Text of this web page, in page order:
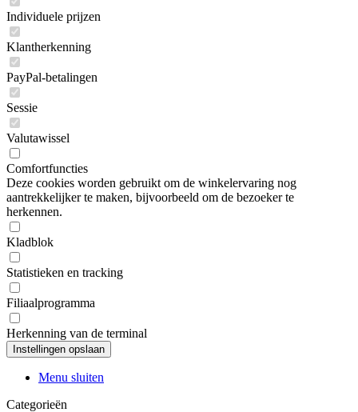
Individuele prijzen
Klantherkenning
PayPal-betalingen
Sessie
Valutawissel
Comfortfuncties
Deze cookies worden gebruikt om de winkelervaring nog
aantrekkelijker te maken, bijvoorbeeld om de bezoeker te
herkennen.
Kladblok
Statistieken en tracking
Filiaalprogramma
Herkenning van de terminal
Menu sluiten
Categorieën